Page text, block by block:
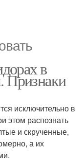
в
Признаки
исключительно в
этом распознать
и скрученные,
а их